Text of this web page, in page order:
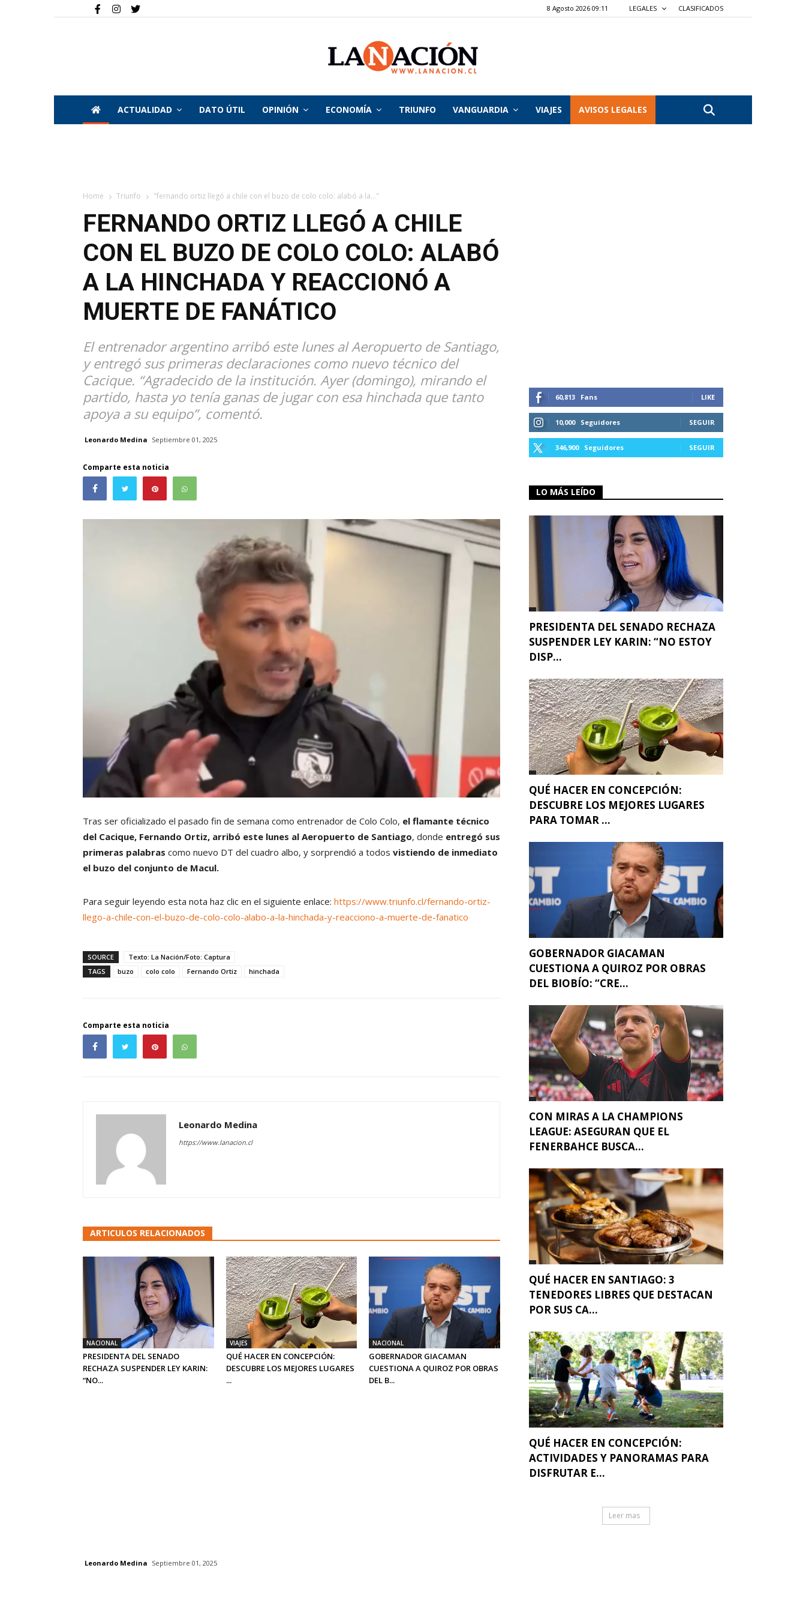
8 Agosto 2026 09:11 LEGALES CLASIFICADOS
La
ACTUALIDAD DATO ÚTIL OPINIÓN ECONOMÍA TRIUNFO VANGUARDIA VIAJES AVISOS LEGALES
Home Triunfo "fernando ortiz llegó a chile con el buzo de colo colo: alabó a la..."
FERNANDO ORTIZ LLEGÓ A CHILE
CON EL BUZO DE COLO COLO: ALABÓ
A LA HINCHADA Y REACCIONÓ A
MUERTE DE FANÁTICO
El entrenador argentino arribó este lunes al Aeropuerto de Santiago,
y entregó sus primeras declaraciones como nuevo técnico del
Cacique. “Agradecido de la institución. Ayer (domingo), mirando el
partido, hasta yo tenía ganas de jugar con esa hinchada que tanto
apoya a su equipo”, comentó.
Leonardo Medina Septiembre 01, 2025
Comparte esta noticia
Tras ser oficializado el pasado fin de semana como entrenador de Colo Colo, el flamante técnico
del Cacique, Fernando Ortiz, arribó este lunes al Aeropuerto de Santiago, donde entregó sus
primeras palabras como nuevo DT del cuadro albo, y sorprendió a todos vistiendo de inmediato
el buzo del conjunto de Macul.
Para seguir leyendo esta nota haz clic en el siguiente enlace: https://www.triunfo.cl/fernando-ortiz-
llego-a-chile-con-el-buzo-de-colo-colo-alabo-a-la-hinchada-y-reacciono-a-muerte-de-fanatico
SOURCE
Texto: La Nación/Foto: Captura
TAGS
buzo colo colo Fernando Ortiz hinchada
Comparte esta noticia
Leonardo Medina
https://www.lanacion.cl
ARTICULOS RELACIONADOS
NACIONAL
PRESIDENTA DEL SENADO
RECHAZA SUSPENDER LEY KARIN:
“NO...
VIAJES
QUÉ HACER EN CONCEPCIÓN:
DESCUBRE LOS MEJORES LUGARES
...
NACIONAL
GOBERNADOR GIACAMAN
CUESTIONA A QUIROZ POR OBRAS
DEL B...
60,813 Fans LIKE
10,000 Seguidores SEGUIR
346,900 Seguidores SEGUIR
LO MÁS LEÍDO
PRESIDENTA DEL SENADO RECHAZA
SUSPENDER LEY KARIN: “NO ESTOY
DISP...
QUÉ HACER EN CONCEPCIÓN:
DESCUBRE LOS MEJORES LUGARES
PARA TOMAR ...
GOBERNADOR GIACAMAN
CUESTIONA A QUIROZ POR OBRAS
DEL BIOBÍO: “CRE...
CON MIRAS A LA CHAMPIONS
LEAGUE: ASEGURAN QUE EL
FENERBAHCE BUSCA...
QUÉ HACER EN SANTIAGO: 3
TENEDORES LIBRES QUE DESTACAN
POR SUS CA...
QUÉ HACER EN CONCEPCIÓN:
ACTIVIDADES Y PANORAMAS PARA
DISFRUTAR E...
Leer mas
Leonardo Medina Septiembre 01, 2025